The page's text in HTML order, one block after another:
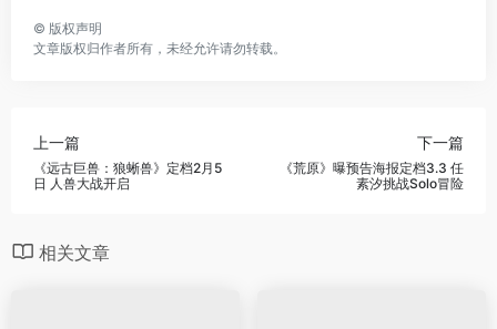
© 版权声明
文章版权归作者所有，未经允许请勿转载。
上一篇
《远古巨兽：狼蜥兽》定档2月5
日 人兽大战开启
下一篇
《荒原》曝预告海报定档3.3 任
素汐挑战Solo冒险
相关文章